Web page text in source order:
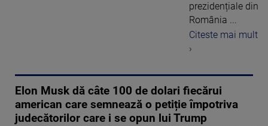
prezidențiale din
România ...
Citeste mai mult
›
Elon Musk dă câte 100 de dolari fiecărui
american care semnează o petiție împotriva
judecătorilor care i se opun lui Trump